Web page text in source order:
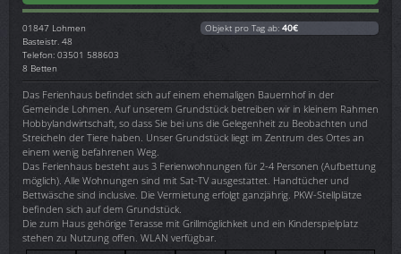
01847 Lohmen
Basteistr. 48
Telefon: 03501 588603
8 Betten
Objekt pro Tag ab: 40€
Das Ferienhaus befindet sich auf einem ehemaligen Bauernhof in der
Gemeinde Lohmen. Auf unserem Grundstück betreiben wir in kleinem Rahmen
Hobbylandwirtschaft, so dass Sie bei uns die Gelegenheit zu Beobachten und
Streicheln der Tiere haben. Unser Grundstück liegt im Zentrum des Ortes an
einem wenig befahrenen Weg.
Das Ferienhaus besteht aus 3 Ferienwohnungen für 2-4 Personen (Aufbettung
möglich). Alle Wohnungen sind mit Sat-TV ausgestattet. Handtücher und
Bettwäsche sind inclusive. Die Vermietung erfolgt ganzjährig. PKW-Stellplätze
befinden sich auf dem Grundstück.
Die zum Haus gehörige Terasse mit Grillmöglichkeit und ein Kinderspielplatz
stehen zu Nutzung offen. WLAN verfügbar.